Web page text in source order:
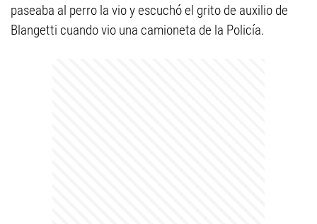
paseaba al perro la vio y escuchó el grito de auxilio de
Blangetti cuando vio una camioneta de la Policía.